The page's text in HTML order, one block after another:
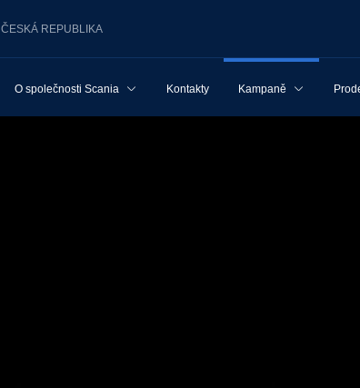
ČESKÁ REPUBLIKA
O společnosti Scania Kontakty Kampaně